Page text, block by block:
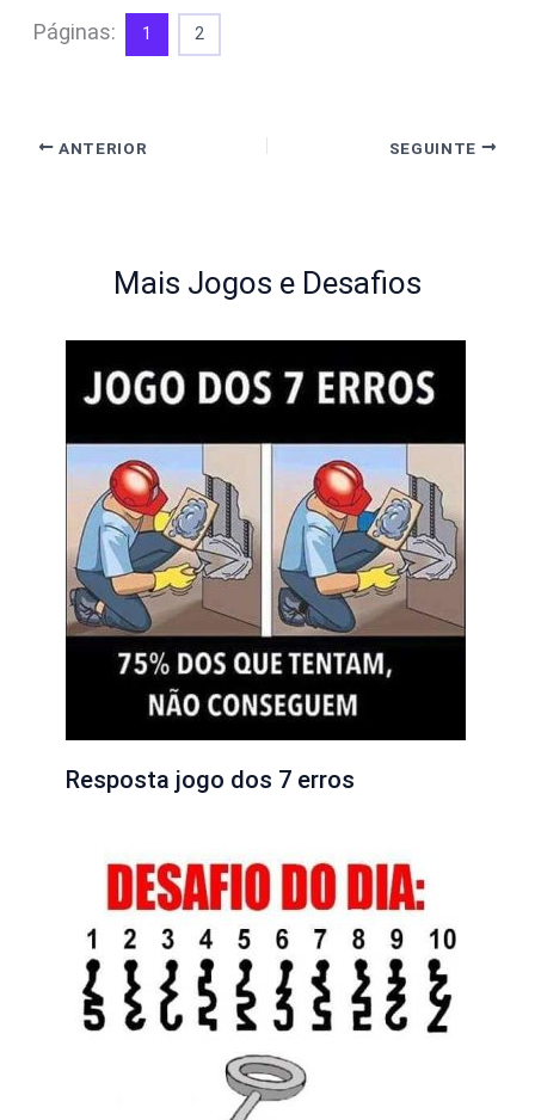
Páginas: 1 2
ANTERIOR SEGUINTE
Mais Jogos e Desafios
Resposta jogo dos 7 erros